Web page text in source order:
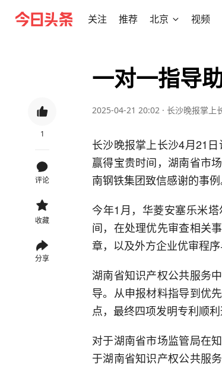
关注 推荐 北京 视频
1
评论
收藏
分享
一对一指导
2025-04-21 20:02 · 长沙晚报掌上
长沙晚报掌上长沙4月21
赢得宝贵时间，湖南省市
南钢铁集团致信感谢的事例
今年1月，华菱安塞乐米
间，在处理优先审查相关
章，以及外方企业优审程
湖南省知识产权公共服务
导。从申报材料指导到优
点，最终四项发明专利顺利
对于湖南省市场监管局在
于湖南省知识产权公共服